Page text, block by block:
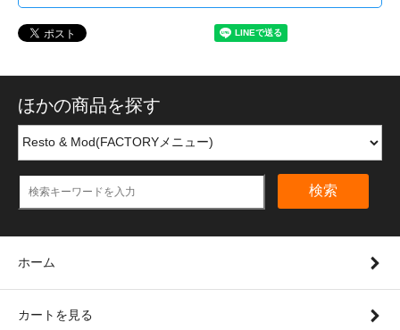
ほかの商品を探す
検索
ホーム
カートを見る